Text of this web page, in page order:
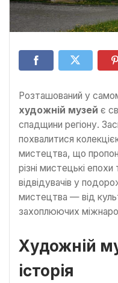
Розташований у
художній музей є
спадщини регіону.
похвалитися
мистецтва, що
різні мистецькі
відвідувачів у
мистецтва — від
захоплюючих
Художній
історія